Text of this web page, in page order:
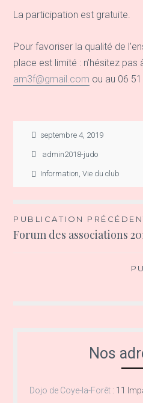
La participation est gratuite.
Pour favoriser la qualité de
place est limité : n’hésitez
am3f@gmail.com ou au 06
septembre 4, 2019
admin2018-judo
Information,Vie du club
Navigation
de
PUBLICATION
Forum des associations
Nos
Dojo de Coye-la-Forêt : 11